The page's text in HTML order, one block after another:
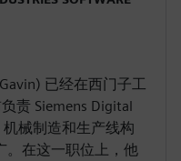
已经在西门子工
责 Siemens Digital
械制造和生产线构
。在这一职位上，他